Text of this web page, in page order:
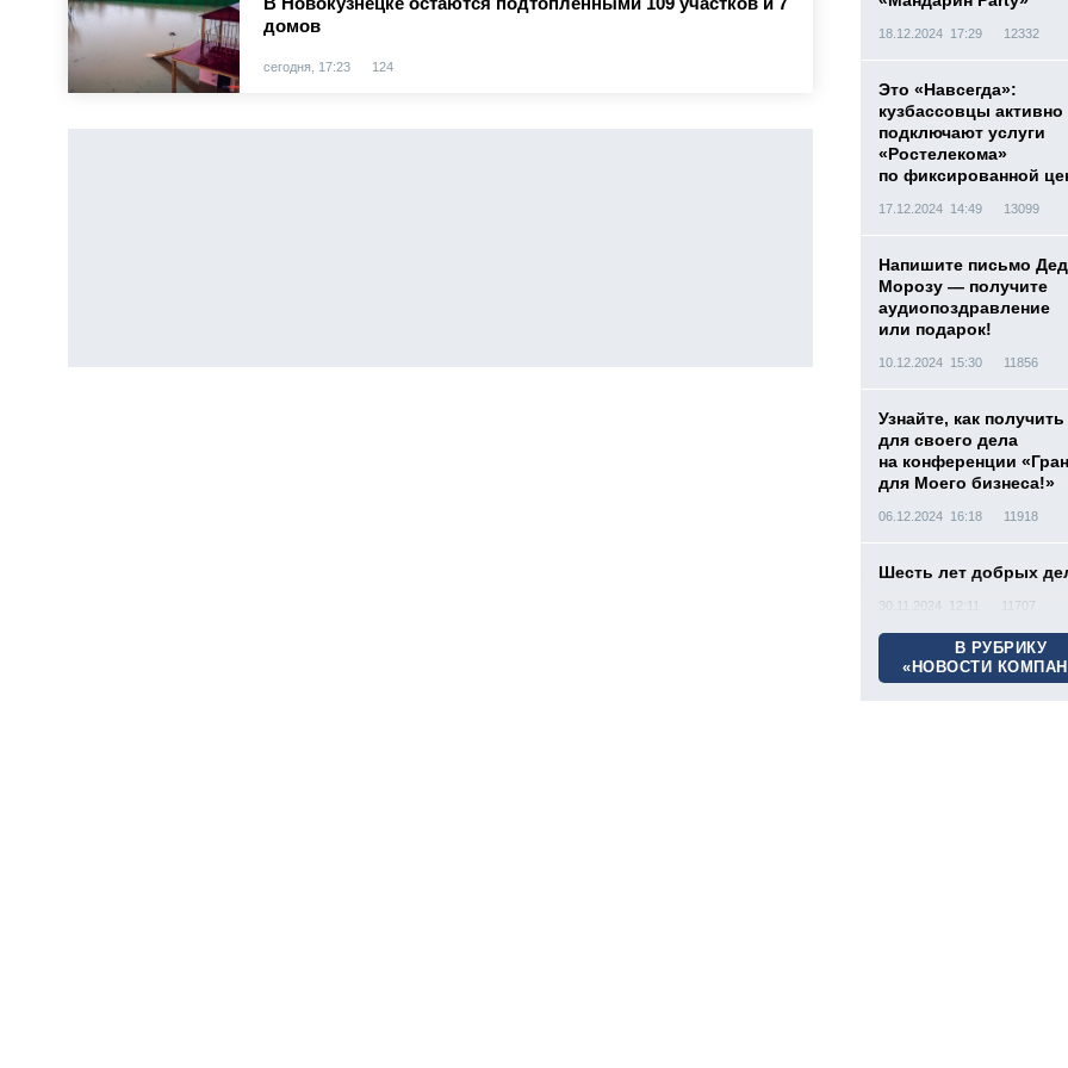
домов
сегодня, 17:23 124
18.12.2024 17:29 12332
Это «Навсегда»:
кузбассовцы активно
подключают услуги
«Ростелекома»
по фиксированной
17.12.2024 14:49 13099
Напишите письмо
Морозу — получите
аудиопоздравление
или подарок!
10.12.2024 15:30 11856
Узнайте, как получить
для своего дела
на конференции
для Моего бизнеса!»
06.12.2024 16:18 11918
Шесть лет добрых
30.11.2024 12:11 11707
В РУБРИКУ
«НОВОСТИ